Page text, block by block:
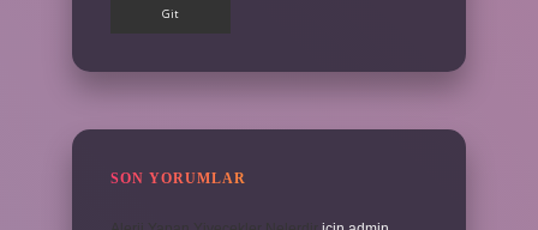
SON YORUMLAR